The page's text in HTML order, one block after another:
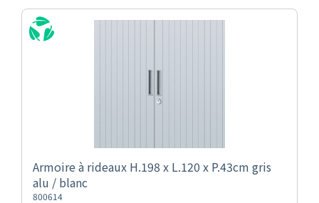
Armoire à rideaux H.198 x L.120 x P.43cm gris
alu / blanc
800614